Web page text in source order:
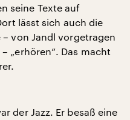
seine Texte auf
lässt sich auch die
von Jandl vorgetragen
„erhören“. Das macht
der Jazz. Er besaß eine